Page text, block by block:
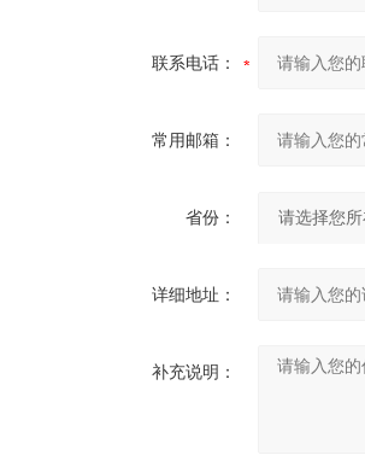
联系电话：
常用邮箱：
省份：
详细地址：
补充说明：